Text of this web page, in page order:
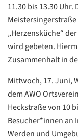
11.30 bis 13.30 Uhr.
„Herzensküche“
wird gebeten.
Zusammenhalt in
Mittwoch, 17. Juni,
dem AWO
Heckstraße von 10
Besucher*innen an
Werden und